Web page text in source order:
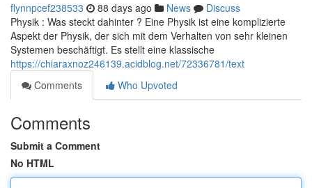
flynnpcef238533 88 days ago News
Discuss
Physik : Was steckt dahinter ? Eine Physik ist eine komplizierte
Aspekt der Physik, der sich mit dem Verhalten von sehr kleinen
Systemen beschäftigt. Es stellt eine klassische
https://chiaraxnoz246139.acidblog.net/72336781/text
Comments
Who Upvoted
Comments
Submit a Comment
No HTML